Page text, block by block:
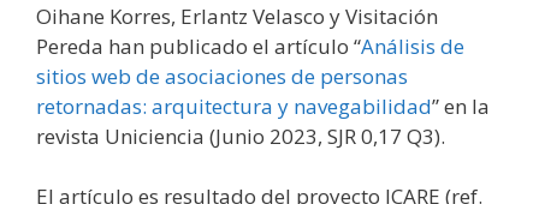
Oihane Korres, Erlantz Velasco y Visitación
Pereda han publicado el artículo “Análisis de
sitios web de asociaciones de personas
retornadas: arquitectura y navegabilidad” en la
revista Uniciencia (Junio 2023, SJR 0,17 Q3).
El artículo es resultado del proyecto ICARE (ref.